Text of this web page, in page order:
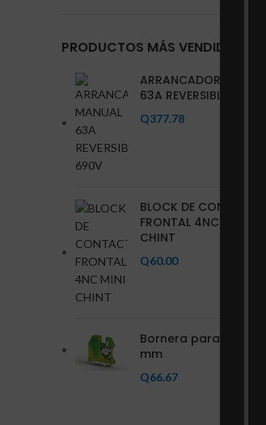
PRODUCTOS MÁS VENDIDOS
ARRANCADOR MANUAL
63A REVERSIBLE 690V
Q377.78
BLOCK DE CONTACTO
FRONTAL 4NC MINI
CHINT
Q60.00
Bornera para tierra 35
mm
Q66.67